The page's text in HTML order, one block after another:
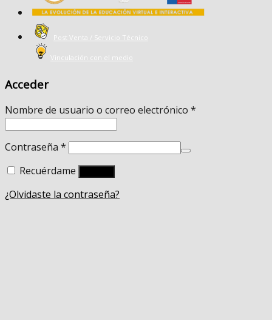
Post Venta / Servicio Técnico
Vinculación con el medio
Acceder
Nombre de usuario o correo electrónico *
Contraseña *
Recuérdame
¿Olvidaste la contraseña?